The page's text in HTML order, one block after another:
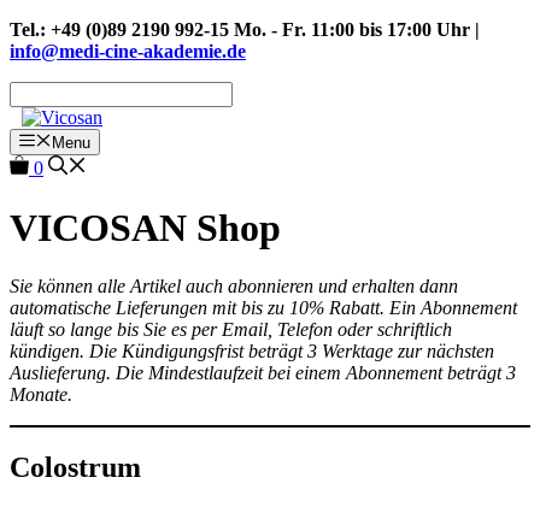
Zum
Inhalt
Tel.: +49 (0)89 2190 992-15 Mo. - Fr. 11:00 bis 17:00 Uhr |
info@medi-cine-akademie.de
Menu
0
VICOSAN Shop
Sie können alle Artikel auch abonnieren und erhalten dann
automatische Lieferungen mit bis zu 10% Rabatt. Ein Abonnement
läuft so lange bis Sie es per Email, Telefon oder schriftlich
kündigen. Die Kündigungsfrist beträgt 3 Werktage zur nächsten
Auslieferung. Die Mindestlaufzeit bei einem Abonnement beträgt 3
Monate.
Colostrum